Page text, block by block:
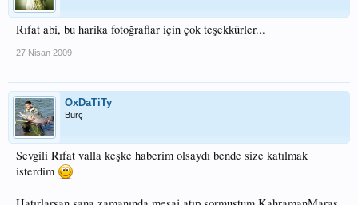
Rıfat abi, bu harika fotoğraflar için çok teşekkürler...
27 Nisan 2009
OxDaTiTy
Burç
Sevgili Rıfat valla keşke haberim olsaydı bende size katılmak
isterdim